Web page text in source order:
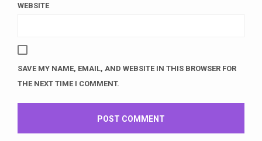
WEBSITE
SAVE MY NAME, EMAIL, AND WEBSITE IN THIS BROWSER FOR
THE NEXT TIME I COMMENT.